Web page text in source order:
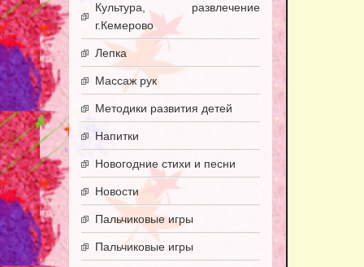
Культура, развлечение
г.Кемерово
Лепка
Массаж рук
Методики развития детей
Напитки
Новогодние стихи и песни
Новости
Пальчиковые игры
Пальчиковые игры